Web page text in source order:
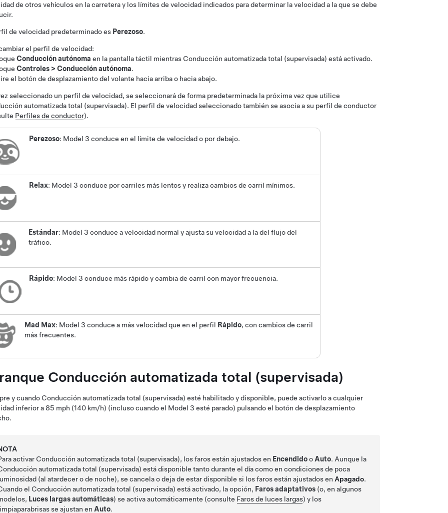
de otros vehículos en la carretera y los límites de velocidad indicados para determinar la velocidad a la que se debe
de velocidad predeterminado es Perezoso.
el perfil de velocidad:
Conducción autónoma en la pantalla táctil mientras Conducción automatizada total (supervisada) está activado.
Controles > Conducción autónoma.
el botón de desplazamiento del volante hacia arriba o hacia abajo.
seleccionado un perfil de velocidad, se seleccionará de forma predeterminada la próxima vez que utilice
automatizada total (supervisada). El perfil de velocidad seleccionado también se asocia a su perfil de conductor
Perfiles de conductor).
Perezoso: Model 3 conduce en el límite de velocidad o por debajo.
Relax: Model 3 conduce por carriles más lentos y realiza cambios de carril mínimos.
Estándar: Model 3 conduce a velocidad normal y ajusta su velocidad a la del flujo del
tráfico.
Rápido: Model 3 conduce más rápido y cambia de carril con mayor frecuencia.
Mad Max: Model 3 conduce a más velocidad que en el perfil Rápido, con cambios de carril
más frecuentes.
Conducción automatizada total (supervisada)
y cuando Conducción automatizada total (supervisada) esté habilitado y disponible, puede activarlo a cualquier
inferior a85 mph (140 km/h) (incluso cuando el Model 3 esté parado) pulsando el botón de desplazamiento
.
activar Conducción automatizada total (supervisada), los faros están ajustados en Encendidoo Auto. Aunque la
automatizada total (supervisada) está disponible tanto durante el día como en condiciones de poca
(al atardecer o de noche), se cancela o deja de estar disponible si los faros están ajustados en Apagado.
el Conducción automatizada total (supervisada) está activado, la opción, Faros adaptativos (o, en algunos
Luces largas automáticas) se activa automáticamente (consulte Faros de luces largas) y los
se ajustan en Auto.